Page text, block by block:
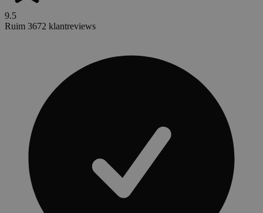
9.5
Ruim 3672 klantreviews